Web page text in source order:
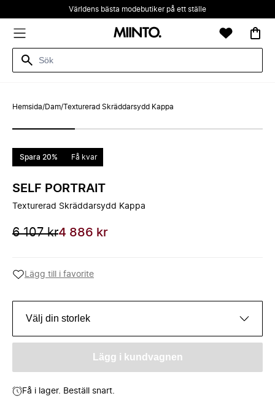
Världens bästa modebutiker på ett ställe
Hemsida/Dam/Texturerad Skräddarsydd Kappa
Spara 20% Få kvar
SELF PORTRAIT
Texturerad Skräddarsydd Kappa
6 107 kr4 886 kr
Lägg till i favorite
Välj din storlek
Lägg i kundvagnen
Få i lager. Beställ snart.